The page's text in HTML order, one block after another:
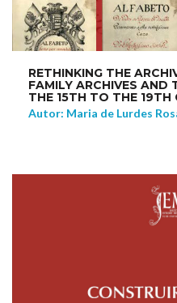
RETHINKING THE
FAMILY ARCHIVES AND
THE 15TH TO THE 19TH
Autor: Maria de Lurdes